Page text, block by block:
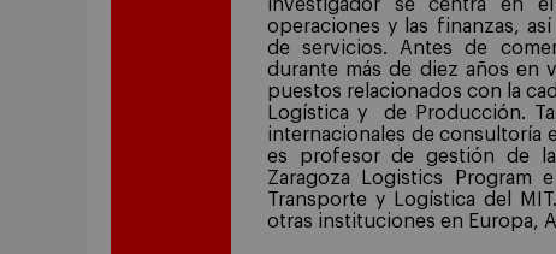
investigador se centra en
operaciones y las finanzas,
de servicios. Antes de
durante más de diez años en
puestos relacionados con la
Logística y de Producción.
internacionales de consultoría
es profesor de gestión de
Zaragoza Logistics Program
Transporte y Logística del
otras instituciones en Europa,